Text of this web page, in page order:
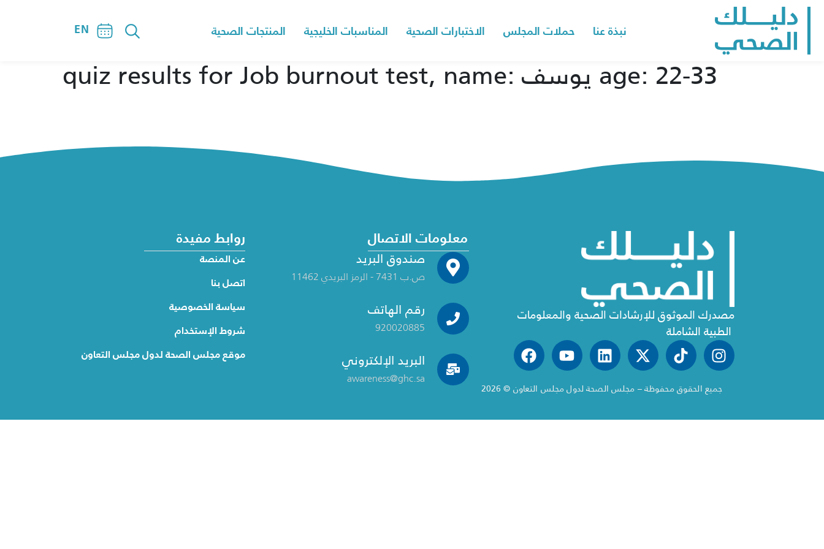
EN نبذة عنا حملات المجلس الاختبارات الصحية المناسبات الخليجية المنتجات الصحية
quiz results for Job burnout test, name: يوسف age: 22-33
روابط مفيدة
عن المنصة
اتصل بنا
سياسة الخصوصية
شروط الإستخدام
موقع مجلس الصحة لدول مجلس التعاون
معلومات الاتصال
صندوق البريد
ص.ب 7431 - الرمز البريدي 11462
رقم الهاتف
920020885
البريد الإلكتروني
awareness@ghc.sa
مصدرك الموثوق للإرشادات الصحية والمعلومات
جميع الحقوق محفوظة – مجلس الصحة لدول مجلس التعاون © 2026